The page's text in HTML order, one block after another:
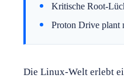
Kritische Root-
Proton Drive plant
Die Linux-Welt erlebt